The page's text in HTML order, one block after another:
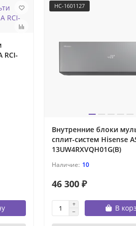
RCI-
НС-1601127
Внутренние блоки
сплит-систем Hisense
13UW4RXVQH01G(B)
10
46 300 ₽
В